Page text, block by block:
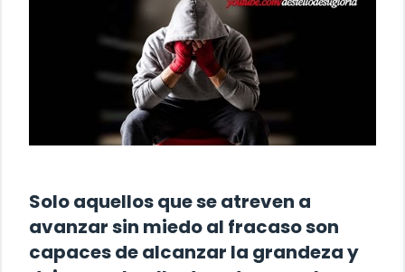
Solo aquellos que se atreven a
avanzar sin miedo al fracaso son
capaces de alcanzar la grandeza y